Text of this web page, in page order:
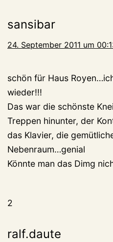
sansibar
24. September 2011 um
schön für Haus
wieder!!!
Das war die schönste
Treppen hinunter, der
das Klavier, die
Nebenraum…genial
Könnte man das Dimg
2
ralf.daute